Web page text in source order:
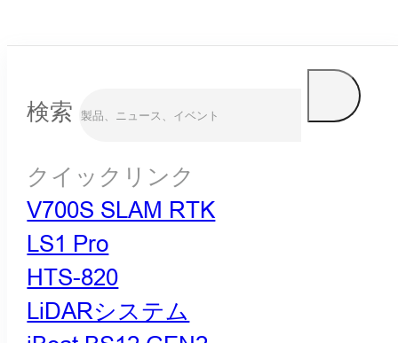
検索
クイックリンク
V700S SLAM RTK
LS1 Pro
HTS-820
LiDARシステム